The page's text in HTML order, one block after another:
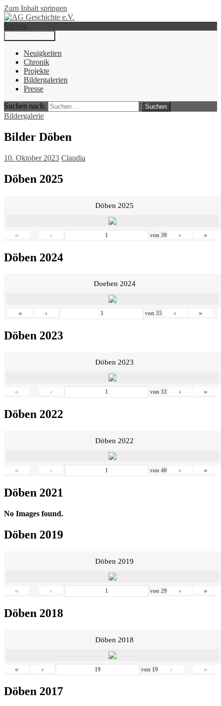
Zum Inhalt springen
AG Geschichte e.V.
Suchen
Neuigkeiten
Chronik
Projekte
Bildergalerien
Presse
Suchen nach:
Bildergalerie
Bilder Döben
10. Oktober 2023 Claudia
Döben 2025
Döben 2025
« ‹ von 39 › »
Döben 2024
Doeben 2024
« ‹ von 55 › »
Döben 2023
Döben 2023
« ‹ von 33 › »
Döben 2022
Döben 2022
« ‹ von 40 › »
Döben 2021
No Images found.
Döben 2019
Döben 2019
« ‹ von 29 › »
Döben 2018
Döben 2018
« ‹ von 19 › »
Döben 2017